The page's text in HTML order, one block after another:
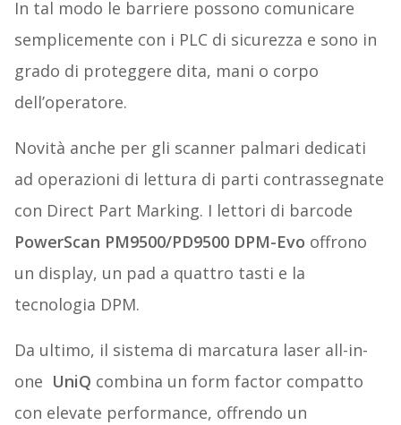
In tal modo le barriere possono comunicare
semplicemente con i PLC di sicurezza e sono in
grado di proteggere dita, mani o corpo
dell’operatore.
Novità anche per gli scanner palmari dedicati
ad operazioni di lettura di parti contrassegnate
con Direct Part Marking. I lettori di barcode
PowerScan PM9500/PD9500 DPM-Evo offrono
un display, un pad a quattro tasti e la
tecnologia DPM.
Da ultimo, il sistema di marcatura laser all-in-
one UniQ combina un form factor compatto
con elevate performance, offrendo un